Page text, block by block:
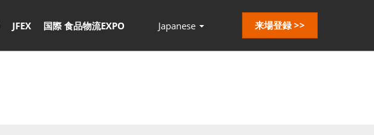
JFEX 国際 食品物流EXPO Japanese 来場登録 >>